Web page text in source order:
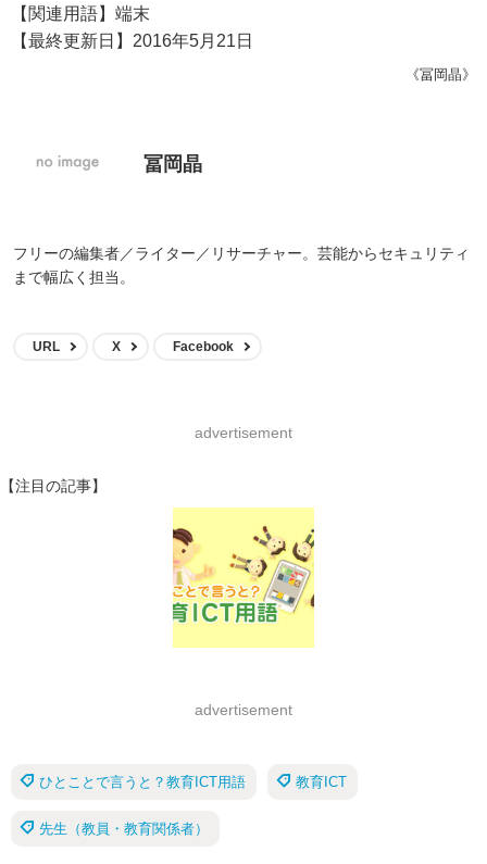
【関連用語】端末
【最終更新日】2016年5月21日
《冨岡晶》
冨岡晶
フリーの編集者／ライター／リサーチャー。芸能からセキュリティ
まで幅広く担当。
URL X Facebook
advertisement
【注目の記事】
advertisement
ひとことで言うと？教育ICT用語 教育ICT
先生（教員・教育関係者）